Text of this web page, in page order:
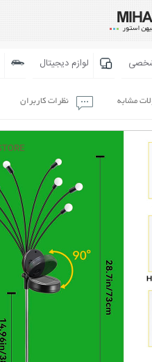
شخصی لوازم دیجیتال
مشابه نظرات کاربران